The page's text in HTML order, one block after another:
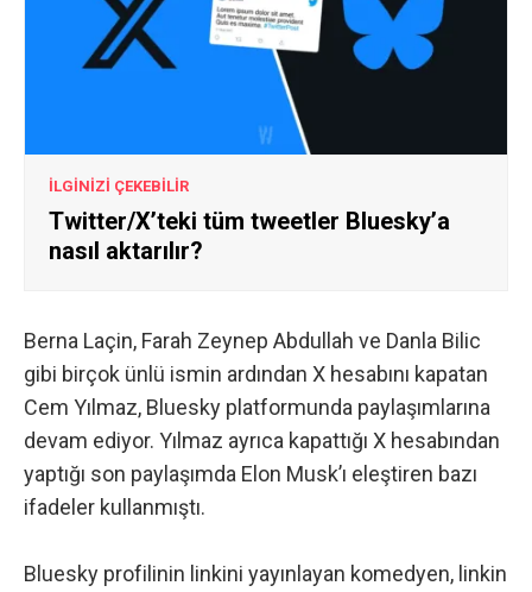
İLGİNİZİ ÇEKEBİLİR
Twitter/X’teki tüm tweetler Bluesky’a
nasıl aktarılır?
Berna Laçin, Farah Zeynep Abdullah ve Danla Bilic
gibi birçok ünlü ismin ardından X hesabını kapatan
Cem Yılmaz, Bluesky platformunda paylaşımlarına
devam ediyor. Yılmaz ayrıca kapattığı X hesabından
yaptığı son paylaşımda Elon Musk’ı eleştiren bazı
ifadeler kullanmıştı.
Bluesky profilinin linkini yayınlayan komedyen, linkin